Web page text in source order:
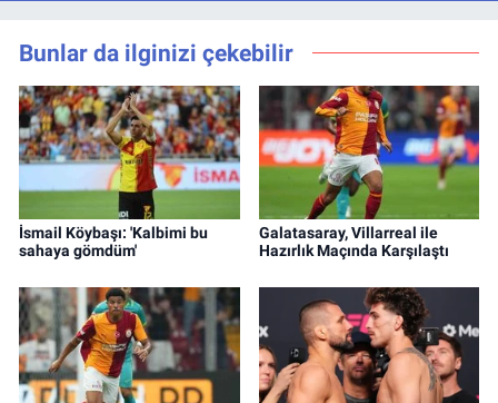
Bunlar da ilginizi çekebilir
İsmail Köybaşı: 'Kalbimi bu
sahaya gömdüm'
Galatasaray, Villarreal ile
Hazırlık Maçında Karşılaştı